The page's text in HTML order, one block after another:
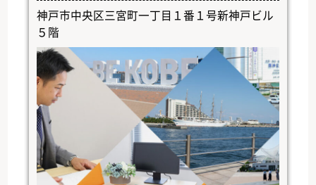
神戸市中央区三宮町一丁目１番１号新神戸ビル
５階